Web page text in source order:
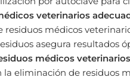
veterinarios
residuos médicos
asegura resultados
médicos
eliminación de residuos